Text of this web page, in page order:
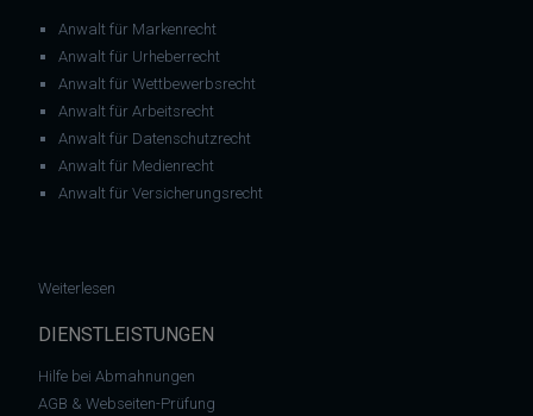
Anwalt für Markenrecht
Anwalt für Urheberrecht
Anwalt für Wettbewerbsrecht
Anwalt für Arbeitsrecht
Anwalt für Datenschutzrecht
Anwalt für Medienrecht
Anwalt für Versicherungsrecht
Weiterlesen
DIENSTLEISTUNGEN
Hilfe bei Abmahnungen
AGB & Webseiten-Prüfung